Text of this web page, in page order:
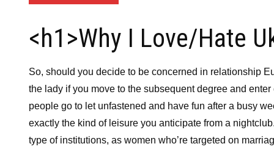
<h1>Why I Love/Hate
So, should you decide to be concerned in relationship
the lady if you move to the subsequent degree and
people go to let unfastened and have fun after a busy
exactly the kind of leisure you anticipate from a
type of institutions, as women who’re targeted on